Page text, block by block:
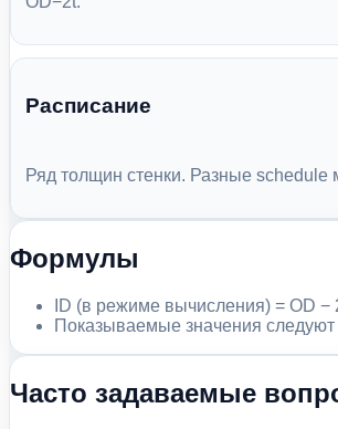
Расписание
Ряд толщин стенки. Разные schedule
Формулы
ID (в режиме вычисления) = OD −
Показываемые значения следуют
Часто задаваемые